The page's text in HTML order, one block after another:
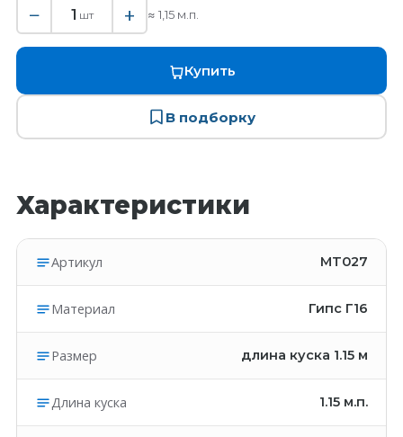
− 1 шт + ≈ 1,15 м.п.
Купить
В подборку
Характеристики
Артикул MT027
Материал Гипс Г16
Размер длина куска 1.15 м
Длина куска 1.15 м.п.